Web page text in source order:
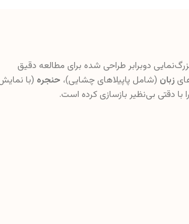
دوبرابر طراحی شده برای مطالعه دقیق
زبان (شامل پاپیلاهای چشایی)، حنجره (با
با دقتی بی‌نظیر بازسازی کرده است.